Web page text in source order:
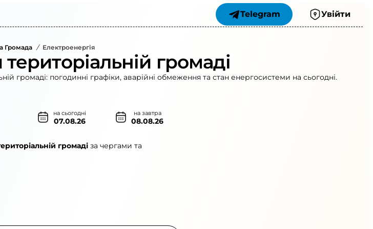
Telegram Увійти
Громада / Електроенергія
громаді
громаді: погодинні графіки, аварійні обмеження та стан енергосистеми на сьогодні.
на сьогодні
07.08.26
на завтра
08.08.26
громаді за чергами та